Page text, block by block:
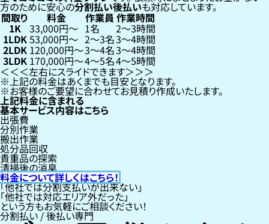
方のために安心の分割払い後払いも対応しています。
間取り 料金 作業員 作業時間
1K 33,000円〜 1名 2〜3時間
1LDK53,000円〜 2〜3名3〜4時間
2LDK 120,000円〜3〜4名3〜4時間
3LDK 170,000円〜4〜5名4〜5時間
左右にスライドできます
上記の料金はあくまでも目安となります。
お客様のご要望に合わせてお見積り作成いたします。
上記料金に含まれる
基本サービス内容はこちら
出張費
分別作業
搬出作業
処分品回収
貴重品の探索
清掃後の消臭
料金について詳しくはこちら！
「他社では分割支払いが出来ない」
「他社では対応エリア外だった」
という方もお気軽にご相談ください！
分割払い / 後払い専門